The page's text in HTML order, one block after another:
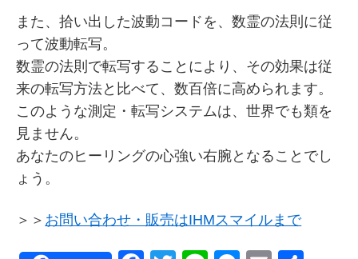
また、拾い出した波動コードを、数霊の法則に従
って波動転写。
数霊の法則で転写することにより、その効果は従
来の転写方法と比べて、数百倍に高められます。
このような測定・転写システムは、世界でも類を
見ません。
あなたのヒーリングの心強い右腕となることでし
ょう。
＞＞ お問い合わせ・販売はIHMスマイルまで